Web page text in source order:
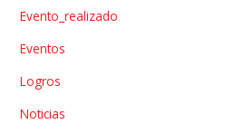
Evento_realizado
Eventos
Logros
Noticias